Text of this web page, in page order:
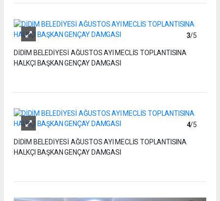
3/5
DİDİM BELEDİYESİ AĞUSTOS AYI MECLİS TOPLANTISINA
HALKÇI BAŞKAN GENÇAY DAMGASI
4/5
DİDİM BELEDİYESİ AĞUSTOS AYI MECLİS TOPLANTISINA
HALKÇI BAŞKAN GENÇAY DAMGASI